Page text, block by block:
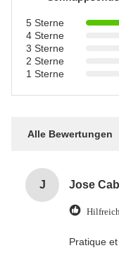
5 Sterne
4 Sterne
3 Sterne
2 Sterne
1 Sterne
Alle Bewertungen
J Jose
Pratique et